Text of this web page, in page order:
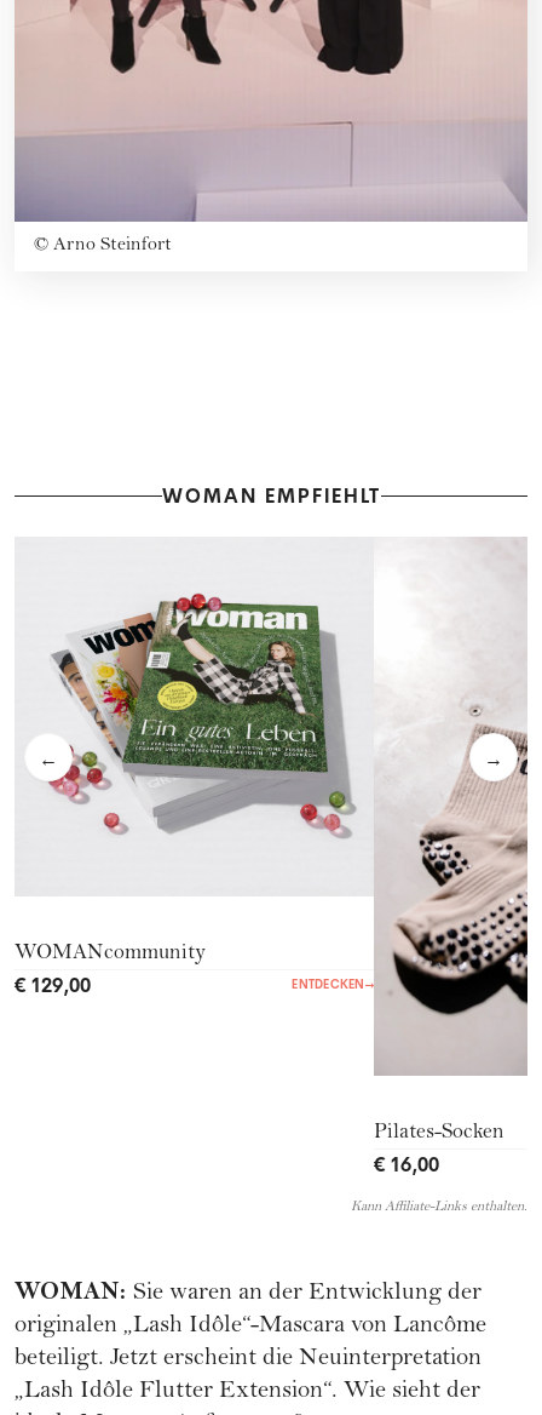
© Arno Steinfort
WOMAN EMPFIEHLT
← →
WOMANcommunity
€ 129,00 ENTDECKEN→
Pilates-Socken
€ 16,00
Kann Affiliate-Links enthalten.
WOMAN: Sie waren an der Entwicklung der
originalen „Lash Idôle“-Mascara von Lancôme
beteiligt. Jetzt erscheint die Neuinterpretation
„Lash Idôle Flutter Extension“. Wie sieht der